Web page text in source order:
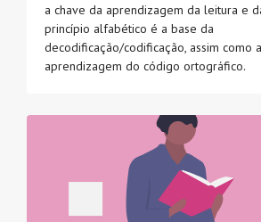
a chave da aprendizagem da leitura e
princípio alfabético é a base da
decodificação/codificação, assim como
aprendizagem do código ortográfico.